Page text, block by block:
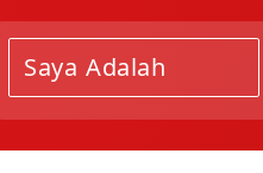
Saya Adalah